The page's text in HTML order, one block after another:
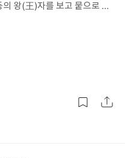
왕(王)자를 보고 뭍으로 올
지만, 그럼에도 용뿌기는 엄
나 육지로 가는 선택을 한다.
. 그 과정에서서 점점 몸이 용
뿌기는 몸이 돌로 변해 움
있는 방법은 단 한가지 '쳔